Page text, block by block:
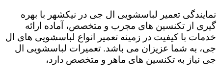
نمایندگی تعمیر لباسشویی ال جی در نیکشهر با بهره
گیری از تکنسین های مجرب و متخصص، آماده ارائه
خدمات با کیفیت در زمینه تعمیر انواع لباسشویی های ال
جی، به شما عزیزان می باشد. تعمیرات لباسشویی ال
جی نیاز به تکنسین های ماهر و متخصص دارد،